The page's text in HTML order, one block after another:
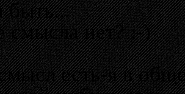
быть...
смысла нет? :-)
есть-я в